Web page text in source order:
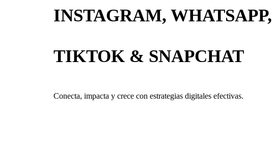
INSTAGRAM, WHATSAPP,
TIKTOK & SNAPCHAT
Conecta, impacta y crece con estrategias digitales efectivas.